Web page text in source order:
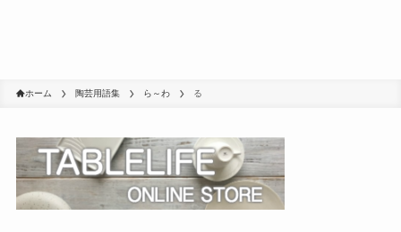
ホーム 陶芸用語集 ら～わ る